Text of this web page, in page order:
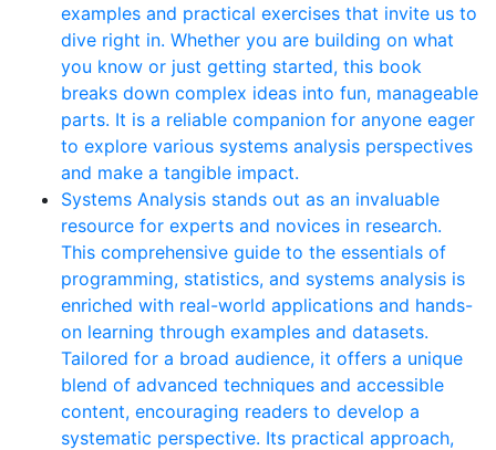
examples and practical exercises that invite us to
dive right in. Whether you are building on what
you know or just getting started, this book
breaks down complex ideas into fun, manageable
parts. It is a reliable companion for anyone eager
to explore various systems analysis perspectives
and make a tangible impact.
Systems Analysis stands out as an invaluable
resource for experts and novices in research.
This comprehensive guide to the essentials of
programming, statistics, and systems analysis is
enriched with real-world applications and hands-
on learning through examples and datasets.
Tailored for a broad audience, it offers a unique
blend of advanced techniques and accessible
content, encouraging readers to develop a
systematic perspective. Its practical approach,